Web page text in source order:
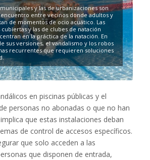
y las de urbanizaciones son
entre vecinos donde adultos y
de momentos de ocio acuático. Las
y las de clubes de natación
en la práctica de la natación. En
sus versiones, el vandalismo y los robos
recurrentes que requieren soluciones
en piscinas públicas y el
personas no abonadas o que no han
que estas instalaciones deban
de control de accesos específicos.
que solo acceden a las
que disponen de entrada,